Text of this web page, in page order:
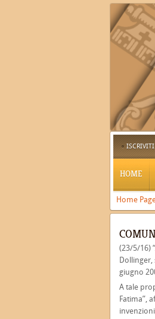
ISCRIVITI
HOME
Home
(23/5/16)
Dollinger,
giugno
A tale
Fatima”,